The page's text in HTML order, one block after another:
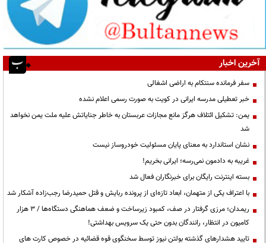
آخرین اخبار
سفر فرمانده سنتکام به اراضی اشغالی
خبر تعطیلی مدرسه ایرانی در کویت به صورت رسمی اعلام نشده
یمن: تشکیل ائتلاف هرگز مانع مجازات عربستان به خاطر جنایاتش علیه ملت یمن نخواهد
شد
نشان استاندارد به معنای پایان مسئولیت خودروساز نیست
غریبه به دادمون نمی‌رسه؛ ایرانی بخریم!
بسته اینترنت رایگان برای خبرنگاران فعال شد
با اعتراف یکی از متهمان، ابعاد تازه‌ای از پرونده ربایش و قتل حمیدرضا رجب‌زاده آشکار شد
ریمـدان؛ مرزی گرفتار در صف، کمبود زیرساخت و ضعف هماهنگی دستگاه‌ها / ۳ هزار
کامیون در انتظار، رانندگان بدون حتی یک سرویس بهداشتی!
تایید هشدارهای گذشته بولتن نیوز توسط سخنگوی قوه قضائیه در خصوص کارت های